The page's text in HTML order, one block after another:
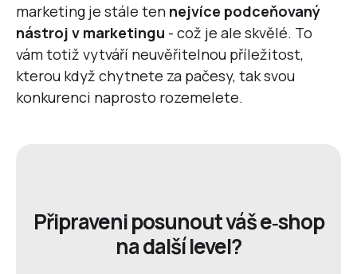
marketing je stále ten nejvíce podceňovaný
nástroj v marketingu - což je ale skvělé. To
vám totiž vytváří neuvěřitelnou příležitost,
kterou když chytnete za pačesy, tak svou
konkurenci naprosto rozemelete.
Připraveni posunout váš e‑shop
na další level?